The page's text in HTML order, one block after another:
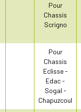
Pour
Chassis
Scrigno
Pour
Chassis
Eclisse -
Edac -
Sogal -
Chapuzcoul